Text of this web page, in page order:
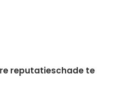
reputatieschade te